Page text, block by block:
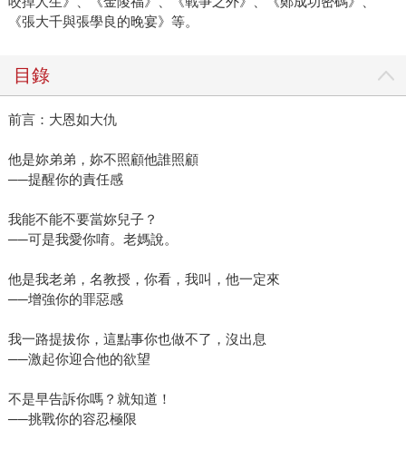
《張大千與張學良的晚宴》等。
目錄
前言：大恩如大仇
他是妳弟弟，妳不照顧他誰照顧
──提醒你的責任感
我能不能不要當妳兒子？
──可是我愛你唷。老媽說。
他是我老弟，名教授，你看，我叫，他一定來
──增強你的罪惡感
我一路提拔你，這點事你也做不了，沒出息
──激起你迎合他的欲望
不是早告訴你嗎？就知道！
──挑戰你的容忍極限